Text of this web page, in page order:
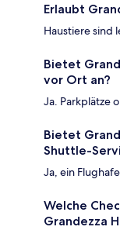
Erlaubt
Haustiere sind
Bietet
vor Ort an?
Ja. Parkplätze
Bietet
Shuttle-
Ja, ein
Welche
Grandezza